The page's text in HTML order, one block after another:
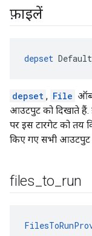
फ़ाइलें
depset
depset , File
आउटपुट को दिखाते हैं.
पर इस टारगेट को तय
किए गए सभी आउटपुट
files to run